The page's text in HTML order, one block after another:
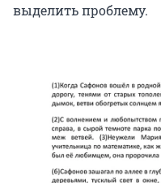
выделить проблему.